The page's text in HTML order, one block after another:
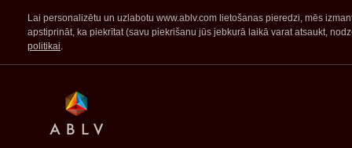
Lai personalizētu un uzlabotu www.ablv.com lietošanas pieredzi, mēs
apstiprināt, ka piekrītat (savu piekrišanu jūs jebkurā laikā varat atsaukt,
politikai.